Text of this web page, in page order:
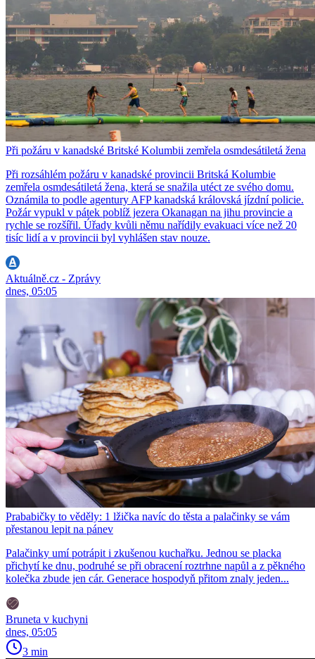
Při požáru v kanadské Britské Kolumbii zemřela osmdesátiletá žena
Při rozsáhlém požáru v kanadské provincii Britská Kolumbie
zemřela osmdesátiletá žena, která se snažila utéct ze svého domu.
Oznámila to podle agentury AFP kanadská královská jízdní policie.
Požár vypukl v pátek poblíž jezera Okanagan na jihu provincie a
rychle se rozšířil. Úřady kvůli němu nařídily evakuaci více než 20
tisíc lidí a v provincii byl vyhlášen stav nouze.
Aktuálně.cz - Zprávy
dnes, 05:05
Prababičky to věděly: 1 lžička navíc do těsta a palačinky se vám
přestanou lepit na pánev
Palačinky umí potrápit i zkušenou kuchařku. Jednou se placka
přichytí ke dnu, podruhé se při obracení roztrhne napůl a z pěkného
kolečka zbude jen cár. Generace hospodyň přitom znaly jeden...
Bruneta v kuchyni
dnes, 05:05
3 min